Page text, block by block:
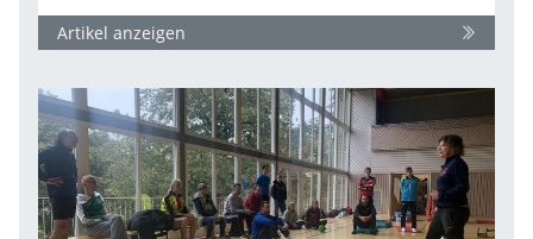
Artikel anzeigen